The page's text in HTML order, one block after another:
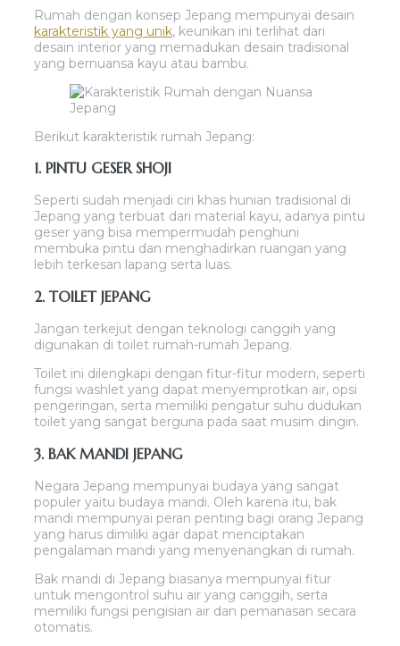
Rumah dengan konsep Jepang mempunyai desain
karakteristik yang unik, keunikan ini terlihat dari
desain interior yang memadukan desain tradisional
yang bernuansa kayu atau bambu.
Berikut karakteristik rumah Jepang:
1. PINTU GESER SHOJI
Seperti sudah menjadi ciri khas hunian tradisional di
Jepang yang terbuat dari material kayu, adanya pintu
geser yang bisa mempermudah penghuni
membuka pintu dan menghadirkan ruangan yang
lebih terkesan lapang serta luas.
2. TOILET JEPANG
Jangan terkejut dengan teknologi canggih yang
digunakan di toilet rumah-rumah Jepang.
Toilet ini dilengkapi dengan fitur-fitur modern, seperti
fungsi washlet yang dapat menyemprotkan air, opsi
pengeringan, serta memiliki pengatur suhu dudukan
toilet yang sangat berguna pada saat musim dingin.
3. BAK MANDI JEPANG
Negara Jepang mempunyai budaya yang sangat
populer yaitu budaya mandi. Oleh karena itu, bak
mandi mempunyai peran penting bagi orang Jepang
yang harus dimiliki agar dapat menciptakan
pengalaman mandi yang menyenangkan di rumah.
Bak mandi di Jepang biasanya mempunyai fitur
untuk mengontrol suhu air yang canggih, serta
memiliki fungsi pengisian air dan pemanasan secara
otomatis.